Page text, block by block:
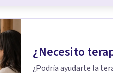
¿Necesito
¿Podría ayudarte la